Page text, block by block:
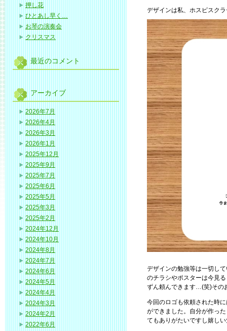
デザインは私、ホスピスク
デザインの勉強等は一切し
のチラシやポスターは今見
ずん頼んできます…(笑)その
今回のロゴも依頼された時
ができました。自分が作っ
てもありがたいですし嬉し
押し花
ひとあし早く…
お琴の演奏会
クリスマス
最近のコメント
アーカイブ
2026年7月
2026年4月
2026年3月
2026年1月
2025年12月
2025年9月
2025年7月
2025年6月
2025年5月
2025年3月
2025年2月
2024年12月
2024年10月
2024年8月
2024年7月
2024年6月
2024年5月
2024年4月
2024年3月
2024年2月
2022年6月